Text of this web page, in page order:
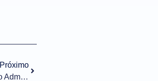
Próximo
Importação n° 016/2022 – Alteração de Tratamento Administrativo ANVISA – NCM 29223990